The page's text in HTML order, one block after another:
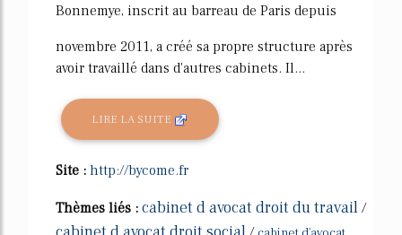
Bonnemye, inscrit au barreau de Paris depuis
novembre 2011, a créé sa propre structure après
avoir travaillé dans d'autres cabinets. Il...
LIRE LA SUITE
Site : http://bycome.fr
Thèmes liés : cabinet d avocat droit du travail /